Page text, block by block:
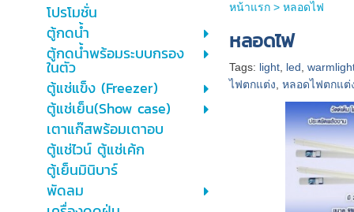
โปรโมชั่น
ตู้กดน้ำ
ตู้กดน้ำพร้อมระบบกรอง
ในตัว
ตู้แช่แข็ง (Freezer)
ตู้แช่เย็น(Show case)
เตาแก๊สพร้อมเตาอบ
ตู้แช่ไวน์ ตู้แช่เค้ก
ตู้เย็นมินิบาร์
พัดลม
หน้าแรก> หลอดไฟ
หลอดไฟ
Tags: light led ,
ไฟตกแต่ง ,หลอดไฟตกแต่